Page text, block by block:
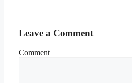
Leave a Comment
Comment